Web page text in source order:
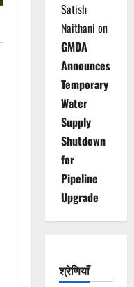
Satish
Naithani on
GMDA
Announces
Temporary
Water
Supply
Shutdown
for
Pipeline
Upgrade
श्रेणियाँ